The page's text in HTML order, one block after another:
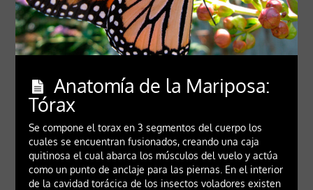
Anatomía de la Mariposa:
Tórax
Se compone el torax en 3 segmentos del cuerpo los
cuales se encuentran fusionados, creando una caja
quitinosa el cual abarca los músculos del vuelo y actúa
como un punto de anclaje para las piernas. En el interior
de la cavidad torácica de los insectos voladores existen